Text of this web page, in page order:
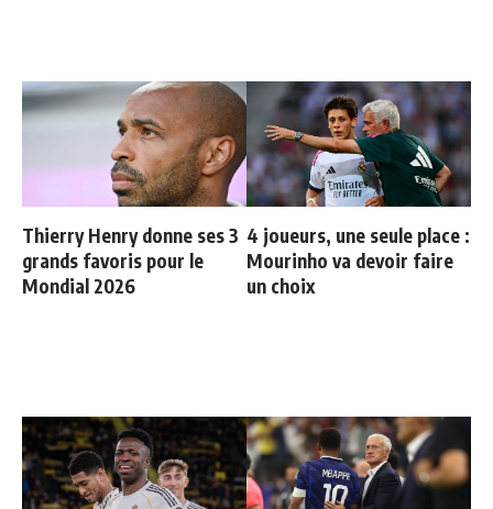
Thierry Henry donne ses 3
grands favoris pour le
Mondial 2026
4 joueurs, une seule place :
Mourinho va devoir faire
un choix